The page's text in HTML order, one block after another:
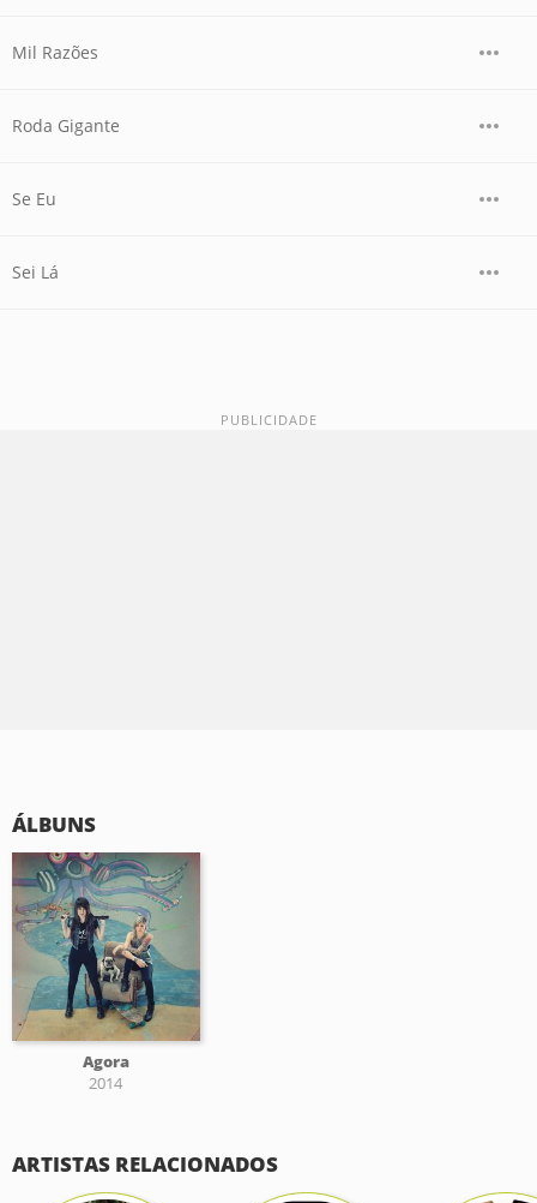
Mil Razões
Roda Gigante
Se Eu
Sei Lá
ÁLBUNS
Agora
2014
ARTISTAS RELACIONADOS